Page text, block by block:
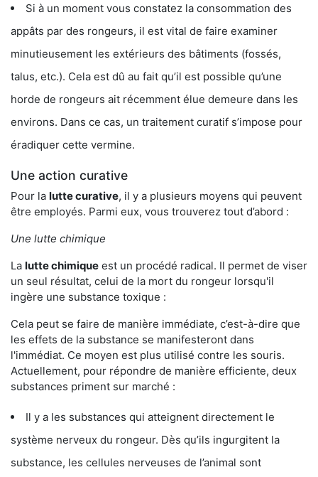
Si à un moment vous constatez la consommation des
appâts par des rongeurs, il est vital de faire examiner
minutieusement les extérieurs des bâtiments (fossés,
talus, etc.). Cela est dû au fait qu’il est possible qu’une
horde de rongeurs ait récemment élue demeure dans les
environs. Dans ce cas, un traitement curatif s’impose pour
éradiquer cette vermine.
Une action curative
Pour la lutte curative, il y a plusieurs moyens qui peuvent
être employés. Parmi eux, vous trouverez tout d’abord :
Une lutte chimique
La lutte chimique est un procédé radical. Il permet de viser
un seul résultat, celui de la mort du rongeur lorsqu'il
ingère une substance toxique :
Cela peut se faire de manière immédiate, c’est-à-dire que
les effets de la substance se manifesteront dans
l'immédiat. Ce moyen est plus utilisé contre les souris.
Actuellement, pour répondre de manière efficiente, deux
substances priment sur marché :
Il y a les substances qui atteignent directement le
système nerveux du rongeur. Dès qu’ils ingurgitent la
substance, les cellules nerveuses de l’animal sont